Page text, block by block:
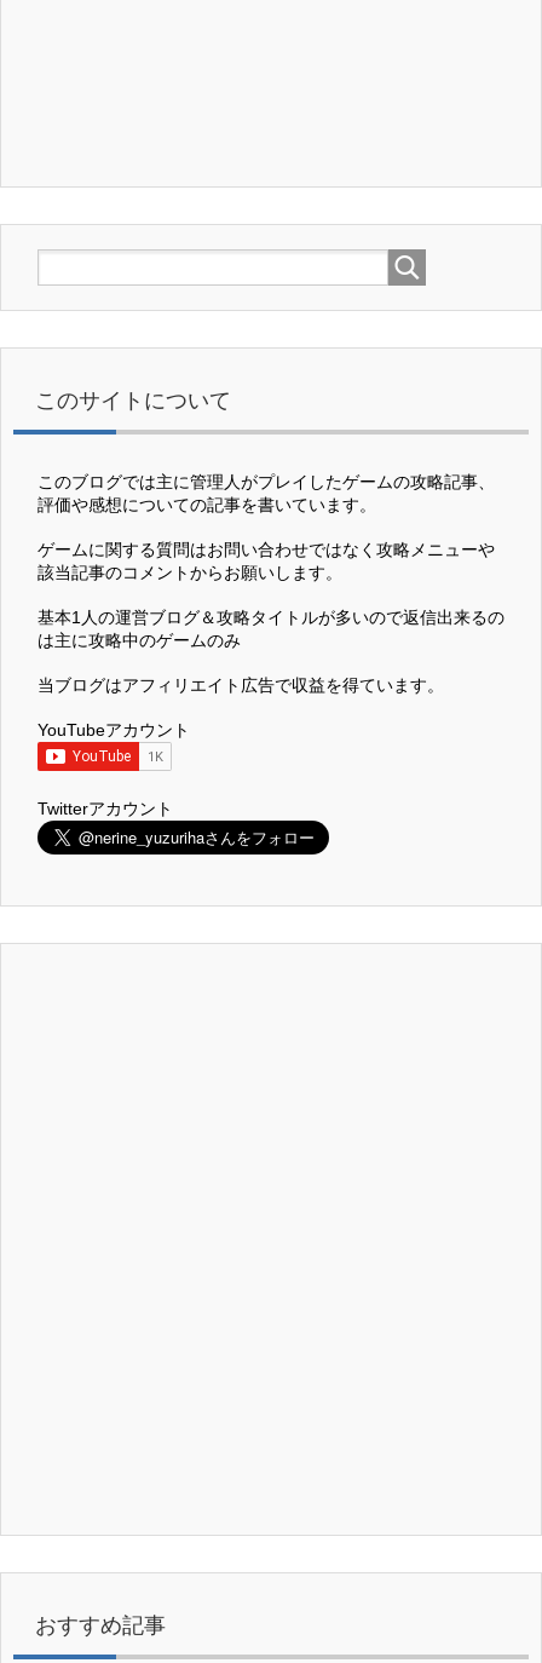
このサイトについて
このブログでは主に管理人がプレイしたゲームの攻略記事、
評価や感想についての記事を書いています。
ゲームに関する質問はお問い合わせではなく攻略メニューや
該当記事のコメントからお願いします。
基本1人の運営ブログ＆攻略タイトルが多いので返信出来るの
は主に攻略中のゲームのみ
当ブログはアフィリエイト広告で収益を得ています。
YouTubeアカウント
Twitterアカウント
おすすめ記事